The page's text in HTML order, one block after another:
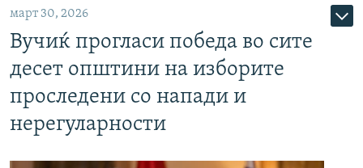
март 30, 2026
Вучиќ прогласи победа во сите
десет општини на изборите
проследени со напади и
нерегуларности